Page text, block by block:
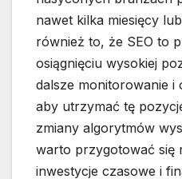
nawet kilka miesięcy
również to, że SEO to
osiągnięciu wysokiej
dalsze monitorowanie i
aby utrzymać tę
zmiany algorytmów
warto przygotować się
inwestycje czasowe i